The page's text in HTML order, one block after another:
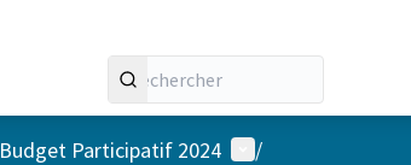
Budget Participatif 2024 Menu utilisateur
/